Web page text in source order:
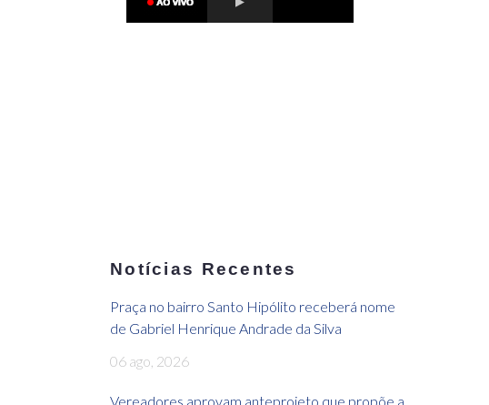
Notícias Recentes
Praça no bairro Santo Hipólito receberá nome
de Gabriel Henrique Andrade da Silva
06 ago, 2026
Vereadores aprovam anteprojeto que propõe a